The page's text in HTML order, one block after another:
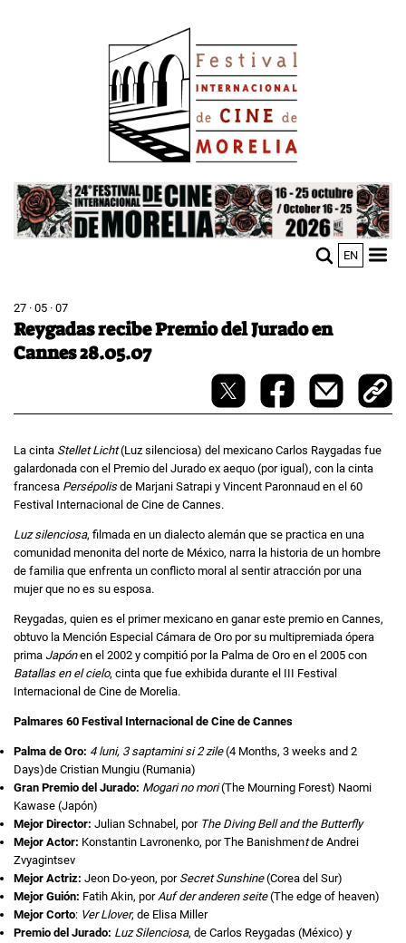
Image
EN
27 · 05 · 07
Reygadas recibe Premio del Jurado en
Cannes 28.05.07
La cinta Stellet Licht(Luz silenciosa) del mexicano Carlos Raygadas fue
galardonada con el Premio del Jurado ex aequo (por igual), con la cinta
francesa Persépolisde Marjani Satrapi y Vincent Paronnaud en el 60
Festival Internacional de Cine de Cannes.
Luz silenciosa, filmada en un dialecto alemán que se practica en una
comunidad menonita del norte de México, narra la historia de un hombre
de familia que enfrenta un conflicto moral al sentir atracción por una
mujer que no es su esposa.
Reygadas, quien es el primer mexicano en ganar este premio en Cannes,
obtuvo la Mención Especial Cámara de Oro por su multipremiada ópera
prima Japónen el 2002 y compitió por la Palma de Oro en el 2005 con
Batallas en el cielo, cinta que fue exhibida durante el III Festival
Internacional de Cine de Morelia.
Palmares 60 Festival Internacional de Cine de Cannes
Palma de Oro: 4 luni, 3 saptamini si 2 zile(4 Months, 3 weeks and 2
Days)de Cristian Mungiu (Rumania)
Gran Premio del Jurado: Mogari no mori(The Mourning Forest) Naomi
Kawase (Japón)
Mejor Director: Julian Schnabel, por The Diving Bell and the Butterfly
Mejor Actor: Konstantin Lavronenko, por The Banishmentde Andrei
Zvyagintsev
Mejor Actriz: Jeon Do-yeon, por Secret Sunshine(Corea del Sur)
Mejor Guión: Fatih Akin, porAuf der anderen seite(The edge of heaven)
Mejor Corto: Ver Llover, de Elisa Miller
Premio del Jurado: Luz Silenciosa, de Carlos Reygadas (México) y